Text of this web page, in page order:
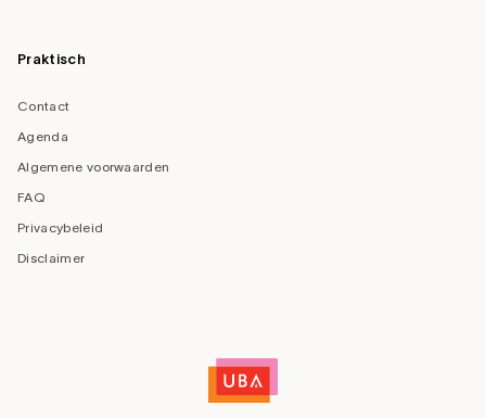
Praktisch
Contact
Agenda
Algemene voorwaarden
FAQ
Privacybeleid
Disclaimer